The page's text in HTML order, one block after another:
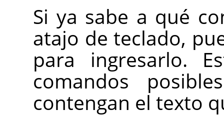
Si ya sabe a qué
atajo de teclado,
para ingresarlo.
comandos
contengan el texto